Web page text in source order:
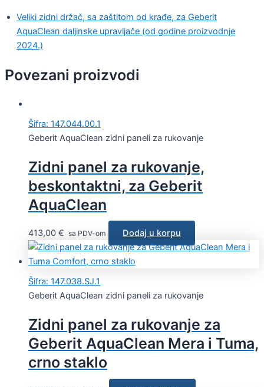
Veliki zidni držač, sa zaštitom od krađe, za Geberit
AquaClean daljinske upravljače (od godine proizvodnje
2024.)
Povezani proizvodi
Šifra: 147.044.00.1
Geberit AquaClean zidni paneli za rukovanje
Zidni panel za rukovanje,
beskontaktni, za Geberit
AquaClean
413,00 € sa PDV-om Dodaj u korpu
Šifra: 147.038.SJ.1
Geberit AquaClean zidni paneli za rukovanje
Zidni panel za rukovanje za
Geberit AquaClean Mera i Tuma,
crno staklo